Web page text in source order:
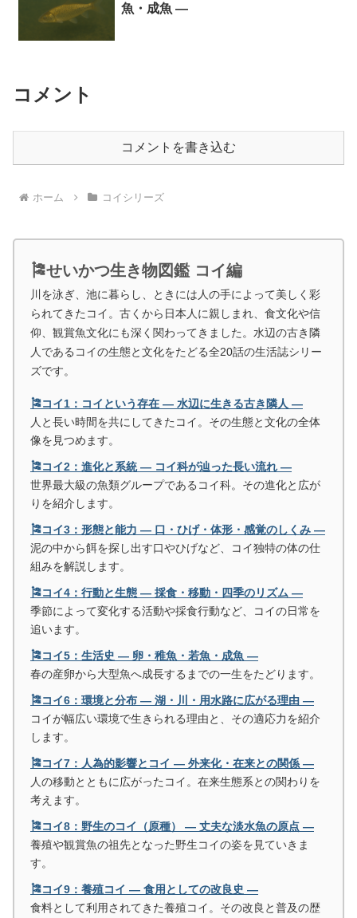
魚・成魚 ―
コメント
コメントを書き込む
ホーム コイシリーズ
🎏せいかつ生き物図鑑 コイ編
川を泳ぎ、池に暮らし、ときには人の手によって美しく彩
られてきたコイ。古くから日本人に親しまれ、食文化や信
仰、観賞魚文化にも深く関わってきました。水辺の古き隣
人であるコイの生態と文化をたどる全20話の生活誌シリー
ズです。
🎏コイ1：コイという存在 ― 水辺に生きる古き隣人 ―
人と長い時間を共にしてきたコイ。その生態と文化の全体
像を見つめます。
🎏コイ2：進化と系統 ― コイ科が辿った長い流れ ―
世界最大級の魚類グループであるコイ科。その進化と広が
りを紹介します。
🎏コイ3：形態と能力 ― 口・ひげ・体形・感覚のしくみ ―
泥の中から餌を探し出す口やひげなど、コイ独特の体の仕
組みを解説します。
🎏コイ4：行動と生態 ― 採食・移動・四季のリズム ―
季節によって変化する活動や採食行動など、コイの日常を
追います。
🎏コイ5：生活史 ― 卵・稚魚・若魚・成魚 ―
春の産卵から大型魚へ成長するまでの一生をたどります。
🎏コイ6：環境と分布 ― 湖・川・用水路に広がる理由 ―
コイが幅広い環境で生きられる理由と、その適応力を紹介
します。
🎏コイ7：人為的影響とコイ ― 外来化・在来との関係 ―
人の移動とともに広がったコイ。在来生態系との関わりを
考えます。
🎏コイ8：野生のコイ（原種） ― 丈夫な淡水魚の原点 ―
養殖や観賞魚の祖先となった野生コイの姿を見ていきま
す。
🎏コイ9：養殖コイ ― 食用としての改良史 ―
食料として利用されてきた養殖コイ。その改良と普及の歴